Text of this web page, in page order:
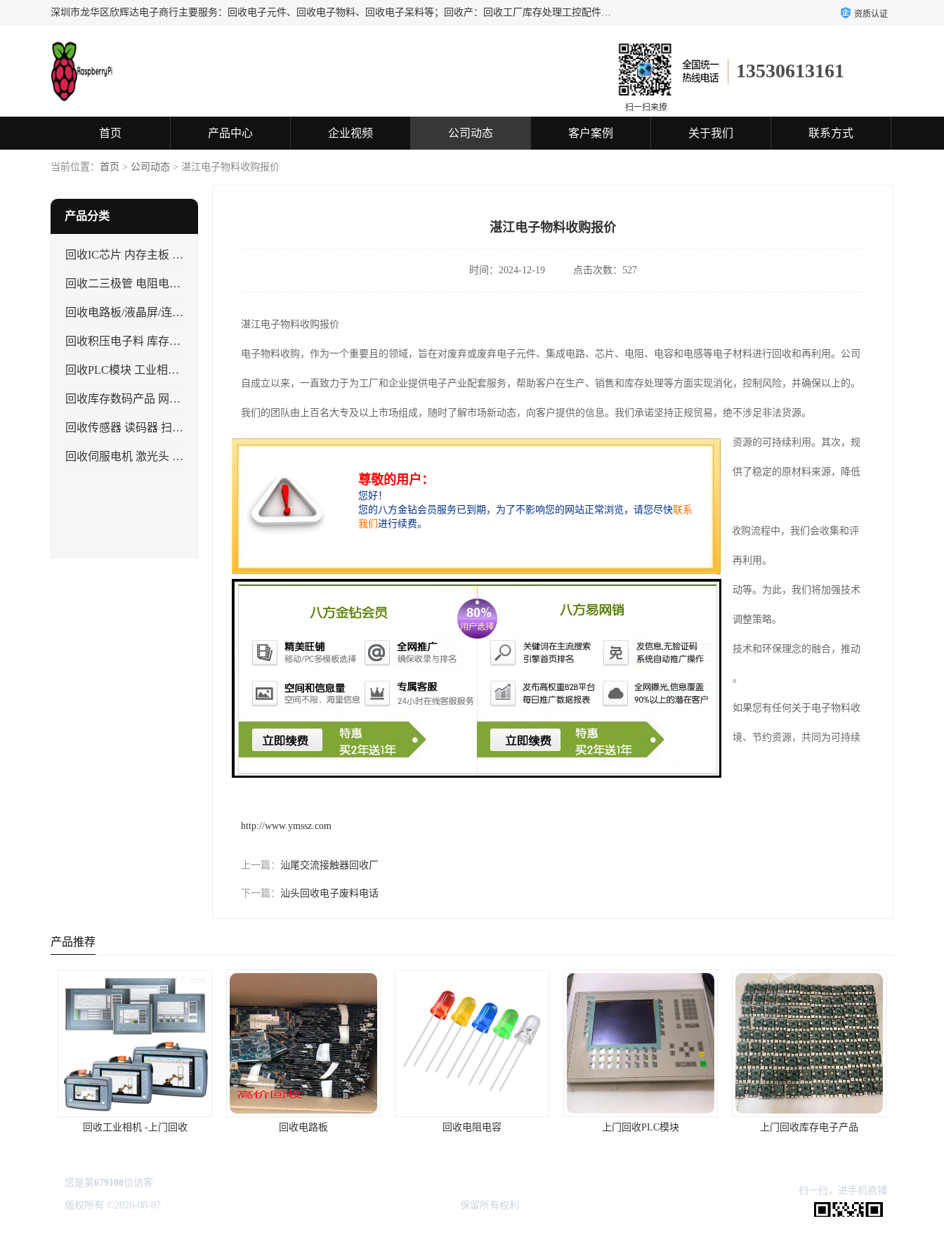
深圳市龙华区欣辉达电子商行主要服务：回收电子元件、回收电子物料、回收电子呆料等；回收产：回收工厂库存处理工控配件，电子集成电路，电子呆料，机器视觉，仪器仪表，传感器，扫描设备，三菱/西门子、松下，SMC,KEYENCE,COGNEX,PLC、回收各品牌IC二三极管，电子板，蓝牙WIFI模块，数码产品，U盘等电子产品的回收，长期提供上门回收服务。 资质认证
13530613161
扫一扫来撩
首页 产品中心 企业视频 公司动态 客户案例 关于我们 联系方式
当前位置： 首页 > 公司动态 > 湛江电子物料收购报价
产品分类
回收IC芯片 内存主板 CPU
回收二三极管 电阻电容 晶振
回收电路板/液晶屏/连接器
回收积压电子料 库存电子产品
回收PLC模块 工业相机 镜头
回收库存数码产品 网络设备
回收传感器 读码器 扫描枪
回收伺服电机 激光头 气缸 电磁阀
湛江电子物料收购报价
时间：2024-12-19 点击次数：527
湛江电子物料收购报价
电子物料收购，作为一个重要且的领域，旨在对废弃或废弃电子元件、集成电路、芯片、电阻、电容和电感等电子材料进行回收和再利用。公司
自成立以来，一直致力于为工厂和企业提供电子产业配套服务，帮助客户在生产、销售和库存处理等方面实现消化，控制风险，并确保以上的。
我们的团队由上百名大专及以上市场组成，随时了解市场新动态，向客户提供的信息。我们承诺坚持正规贸易，绝不涉足非法货源。
电子物料收购至关重要。**，通过回收电子物料，我们可以节约大量自然资源，如金、银、铜、铝等，有助于实现资源的可持续利用。其次，规
范的电子物料处理可减少环境污染，保护生态环境，避免对环境造成破坏。此外，电子物料收购行业为相关企业提供了稳定的原材料来源，降低
了生产成本，提升了企业的经济效益。
电子物料收购的范围广泛，包括但不限于电子元器件、集成电路（IC）、电路板（PCB）、连接器和传感器等。在收购流程中，我们会收集和评
估电子物料的信息，与持有者协商并确定价格后进行收购和运输，检测和分类后，在确保质量的前提下进行处理和再利用。
在处理电子物料过程中会面临一些挑战，包括不同种类电子物料的处理方式和技术、环境污染风险以及市场价格波动等。为此，我们将加强技术
研发，提高回收利用率和处理效率；遵循严格的环保标准，确保处理过程对环境无害；并密切关注市场动态，及时调整策略。
展望未来，随着电子产业的快速发展和环保意识的提升，电子物料收购行业拥有广阔的发展前景。我们将不断注重技术和环保理念的融合，推动
电子物料的回收再利用水平不断提高。同时，政策支持和市场拓展将为电子物料收购行业带来多的发展机遇和挑战。
作为湛江电子物料收购领域的服务提供者，我们愿意为客户提供的服务，完善的解决方案，并积推动行业的发展。如果您有任何关于电子物料收
购的需求或合作意向，欢迎与我们联系，我们期待与您共同探讨合作机会，共同开创美好未来。让我们携手保护环境、节约资源，共同为可持续
http://www.ymssz.com
上一篇： 汕尾交流接触器回收厂
下一篇： 汕头回收电子废料电话
产品推荐
回收工业相机 -上门回收 回收电路板 回收电阻电容 上门回收PLC模块 上门回收库存电子产品
您是第679108位访客
版权所有 ©2026-08-07 保留所有权利.
扫一扫，进手机商铺